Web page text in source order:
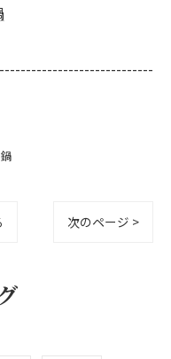
次のページ >